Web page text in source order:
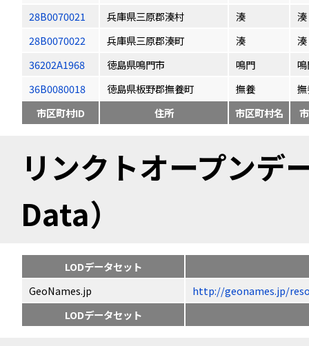
28B0070021
兵庫県三原郡湊村 湊
湊
28B0070022
兵庫県三原郡湊町 湊
湊
36202A1968
徳島県鳴門市 鳴門
36B0080018
徳島県板野郡撫養町 撫養
市区町村ID
住所 市区町村名
リンクトオープン
Data）
LODデータセット
GeoNames.jp
http://geonames.jp/
LODデータセット